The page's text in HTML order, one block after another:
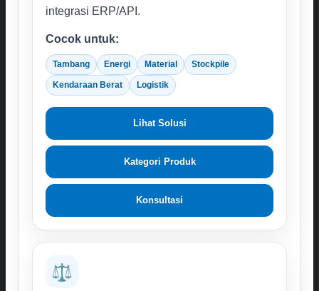
integrasi ERP/API.
Cocok untuk:
Tambang Energi Material Stockpile
Kendaraan Berat Logistik
Lihat Solusi
Kategori Produk
Konsultasi
⚖️